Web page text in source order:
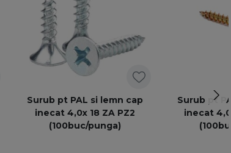
Surub pt PAL si lemn cap
inecat 4,0x 18 ZA PZ2
(100buc/punga)
Surub pt
inecat